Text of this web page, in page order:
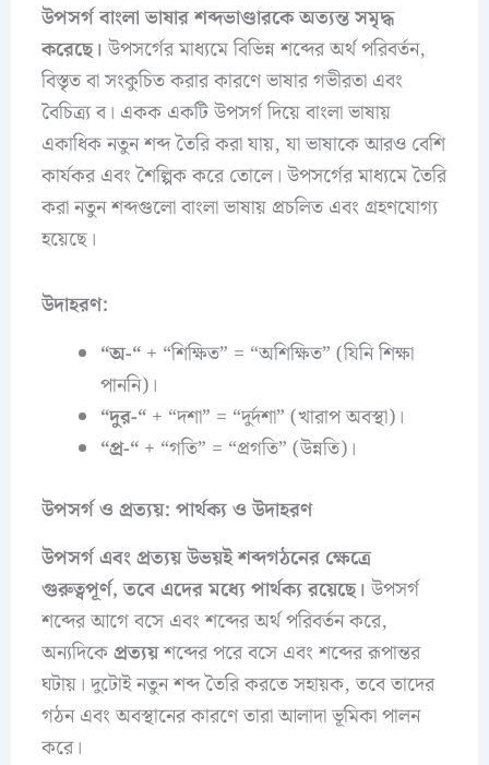
উপসর্গ বাংলা ভাষার শব্দভাণ্ডারকে অত্যন্ত সমৃদ্ধ
করেছে। উপসর্গের মাধ্যমে বিভিন্ন শব্দের অর্থ পরিবর্তন,
বিস্তৃত বা সংকুচিত করার কারণে ভাষার গভীরতা এবং
বৈচিত্র্য ব। একক একটি উপসর্গ দিয়ে বাংলা ভাষায়
একাধিক নতুন শব্দ তৈরি করা যায়, যা ভাষাকে আরও বেশি
কার্যকর এবং শৈল্পিক করে তোলে। উপসর্গের মাধ্যমে তৈরি
করা নতুন শব্দগুলো বাংলা ভাষায় প্রচলিত এবং গ্রহণযোগ্য
হয়েছে।
উদাহরণ:
“অ-“+ “শিক্ষিত” = “অশিক্ষিত” (যিনি শিক্ষা
পাননি)।
“দুর-“+ “দশা” = “দুর্দশা” (খারাপ অবস্থা)।
“প্র-“+ “গতি” = “প্রগতি” (উন্নতি)।
উপসর্গ ও প্রত্যয়: পার্থক্য ও উদাহরণ
উপসর্গ এবং প্রত্যয় উভয়ই শব্দগঠনের ক্ষেত্রে
গুরুত্বপূর্ণ, তবে এদের মধ্যে পার্থক্য রয়েছে। উপসর্গ
শব্দের আগে বসে এবং শব্দের অর্থ পরিবর্তন করে,
অন্যদিকেপ্রত্যয়শব্দের পরে বসে এবং শব্দের রূপান্তর
ঘটায়। দুটোই নতুন শব্দ তৈরি করতে সহায়ক, তবে তাদের
গঠন এবং অবস্থানের কারণে তারা আলাদা ভূমিকা পালন
করে।